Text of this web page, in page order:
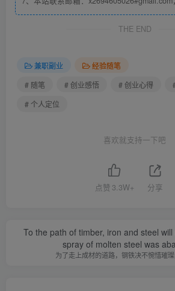
做着不开心的事，难道不用花时间？赚
如果跟你说这句话的人，他本来也很普
就我这篇文章，你看完，你能说它完全
那不也要看跟谁说，看的人是谁么，对
THE END
兼职副业
经验随笔
# 随笔
# 创业感悟 # 创业心得
# 个人定位
喜欢就支持一下吧
点赞 3.3W+ 分享
To the path of timber, iron and steel
spray of molten steel was
为了走上成材的道路，钢铁决不惋惜璀